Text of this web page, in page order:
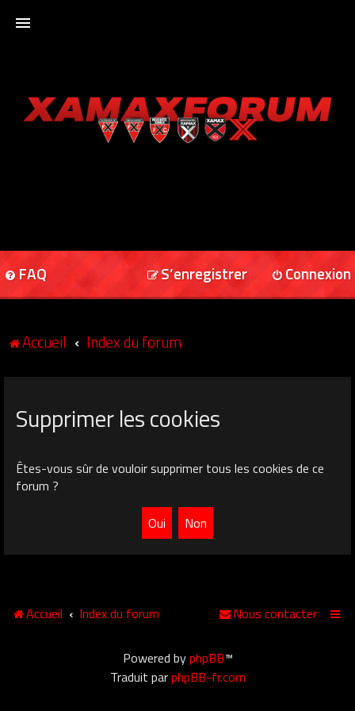
XAMAXFORUM
FAQ Connexion
S’enregistrer
Accueil Index du forum
Supprimer les cookies
Êtes-vous sûr de vouloir supprimer tous les cookies de ce
forum ?
Accueil Index du forum Nous contacter
Powered byphpBB™
Traduit parphpBB-fr.com